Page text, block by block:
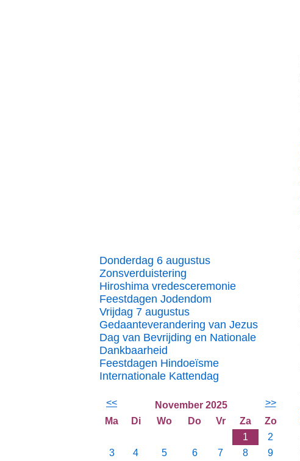
Donderdag 6 augustus
Zonsverduistering
Hiroshima vredesceremonie
Feestdagen Jodendom
Vrijdag 7 augustus
Gedaanteverandering van Jezus
Dag van Bevrijding en Nationale
Dankbaarheid
Feestdagen Hindoeïsme
Internationale Kattendag
<< November 2025
>>
Ma
Di Wo Do Vr Za
Zo
1
2
3
4 5 6 7 8
9